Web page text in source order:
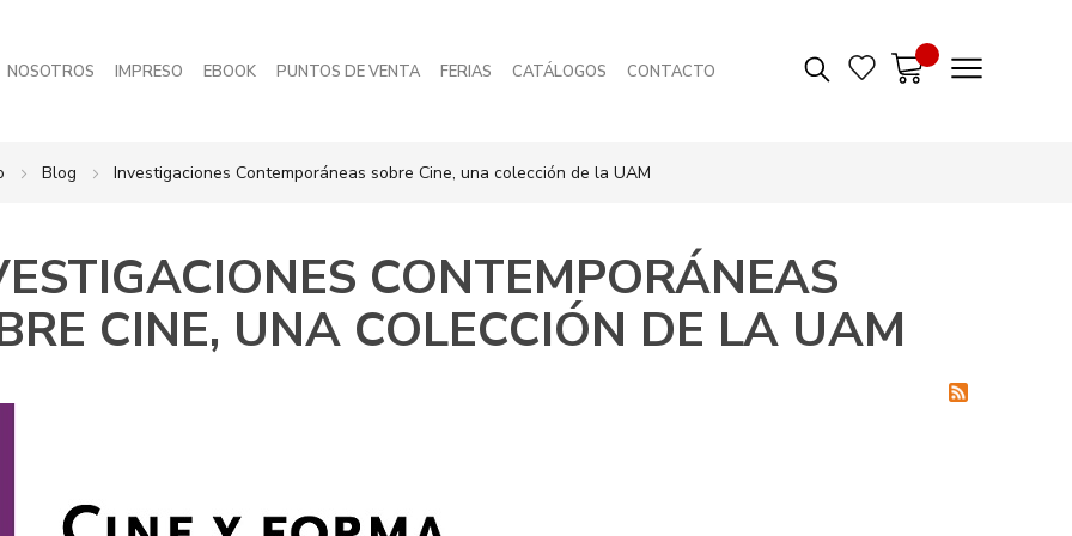
NOSOTROS IMPRESO EBOOK PUNTOS DE VENTA FERIAS CATÁLOGOS CONTACTO
Blog Investigaciones Contemporáneas sobre Cine, una colección de la UAM
CONTEMPORÁNEAS
CINE, UNA COLECCIÓN DE LA UAM